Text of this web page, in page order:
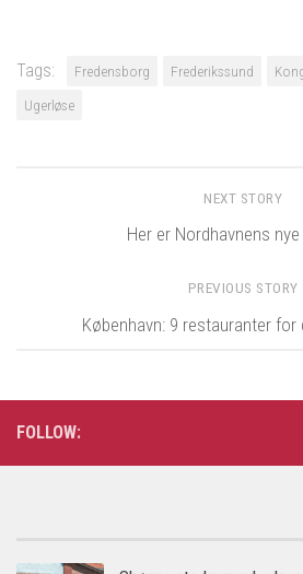
Tags: Fredensborg Frederikssund
Ugerløse
NEXT STORY
Her er Nordhavnens
PREVIOUS STORY
København: 9 restauranter for
FOLLOW: